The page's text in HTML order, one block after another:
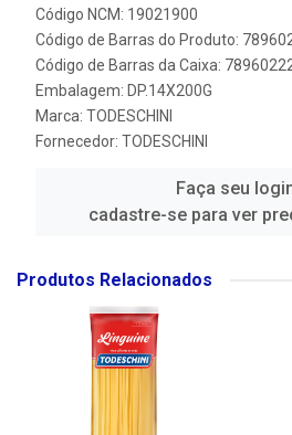
Código NCM: 19021900
Código de Barras do Produto:
Código de Barras da Caixa:
Embalagem: DP.14X200G
Marca: TODESCHINI
Fornecedor: TODESCHINI
Faça seu
cadastre-se para ver
Produtos Relacionados